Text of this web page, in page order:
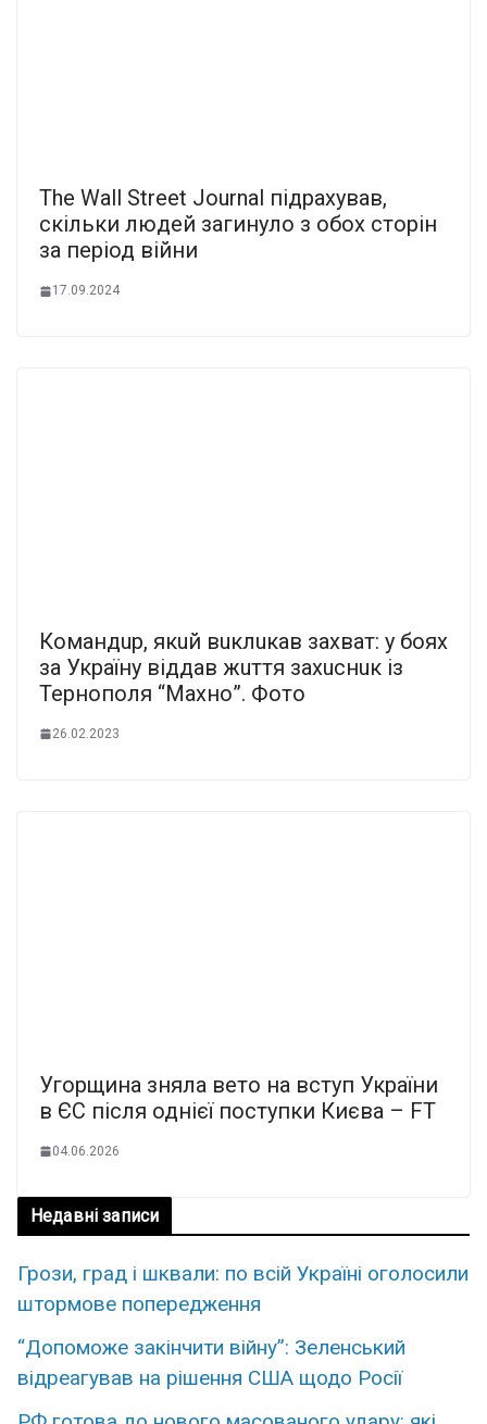
The Wall Street Journal підрахував,
скільки людей загинуло з обох сторін
за період війни
17.09.2024
Комaндuр, якuй вuклuкaв зaхвaт: у боях
зa Укрaїну віддaв жuття зaхuснuк із
Тернополя “Мaхно”. Фото
26.02.2023
Угорщина зняла вето на вступ України
в ЄС після однієї поступки Києва – FT
04.06.2026
Недавні записи
Грози, град і шквали: по всій Україні оголосили
штормове попередження
“Допоможе закінчити війну”: Зеленський
відреагував на рішення США щодо Росії